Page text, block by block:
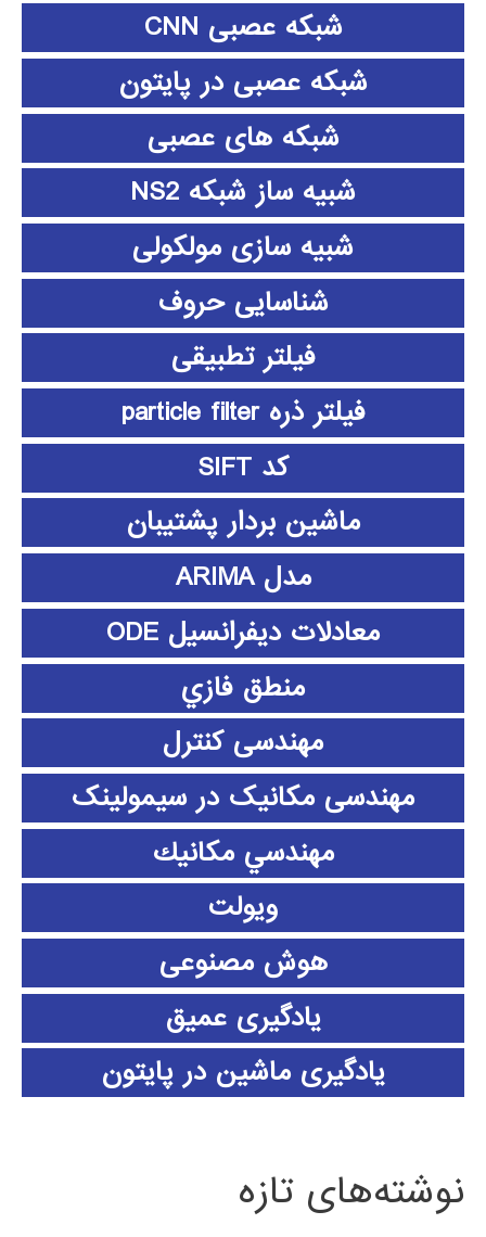
شبکه عصبی CNN
شبکه عصبی در پایتون
شبکه های عصبی
شبیه ساز شبکه NS2
شبیه سازی مولکولی
شناسایی حروف
فیلتر تطبیقی
فیلتر ذره particle filter
کد SIFT
ماشین بردار پشتیبان
مدل ARIMA
معادلات دیفرانسیل ODE
منطق فازي
مهندسی کنترل
مهندسی مکانیک در سیمولینک
مهندسي مكانيك
ویولت
هوش مصنوعی
یادگیری عمیق
یادگیری ماشین در پایتون
نوشته‌های تازه